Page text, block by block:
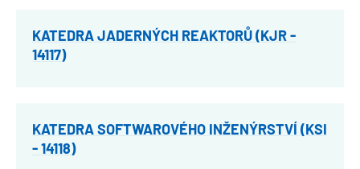
KATEDRA JADERNÝCH REAKTORŮ (KJR -
14117)
KATEDRA SOFTWAROVÉHO INŽENÝRSTVÍ (KSI
- 14118)